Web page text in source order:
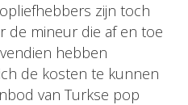
zijn toch
de mineur die af en toe
hebben
de kosten te kunnen
van Turkse pop